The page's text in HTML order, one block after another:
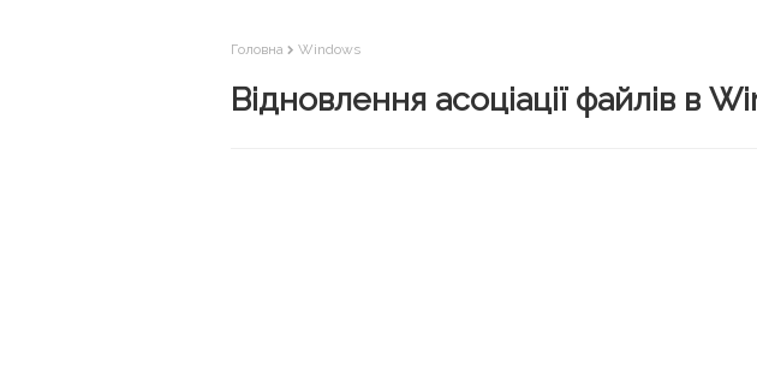
Головна Windows
Відновлення асоціації файлів в